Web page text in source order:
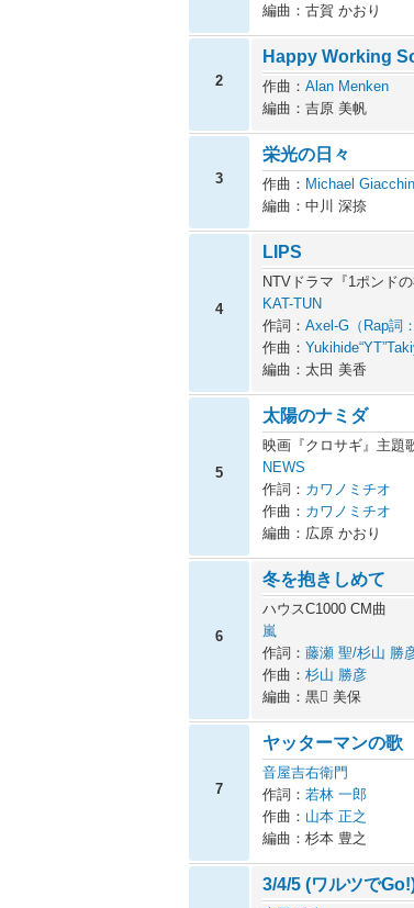
編曲：古賀 かおり
2
Happy Working
作曲： Alan Menken
編曲：吉原 美帆
3
栄光の日々
作曲： Michael
編曲：中川 深捺
4
LIPS
NTVドラマ『1ポンド
KAT-TUN
作詞： Axel-G（Rap詞
作曲：
編曲：太田 美香
5
太陽のナミダ
映画『クロサギ』主題
NEWS
作詞： カワノミチオ
作曲： カワノミチオ
編曲：広原 かおり
6
冬を抱きしめて
ハウスC1000 CM曲
嵐
作詞： 藤瀬 聖/杉山 勝
作曲： 杉山 勝彦
編曲：黒 美保
7
ヤッターマンの歌
音屋吉右衛門
作詞： 若林 一郎
作曲： 山本 正之
編曲：杉本 豊之
3/4/5 (ワルツで